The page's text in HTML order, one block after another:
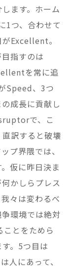
ます。ホーム
1つ、合わせて
Excellent。
指すのは
を常に追
Speed、3つ
成長に貢献し
で、こ
訳すると破壊
プ界隈では、
仮に昨日決ま
かしらプレス
々は変わるべ
環境では絶対
とをためら
。5つ目は
人にあって、